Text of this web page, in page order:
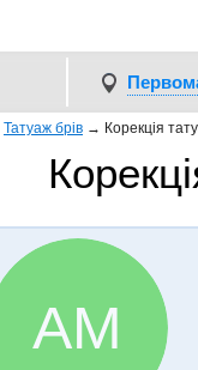
Татуаж брів → Корекція
АМ